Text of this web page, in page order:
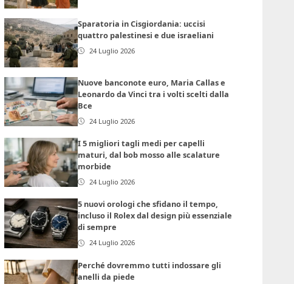
Sparatoria in Cisgiordania: uccisi
quattro palestinesi e due israeliani
24 Luglio 2026
Nuove banconote euro, Maria Callas e
Leonardo da Vinci tra i volti scelti dalla
Bce
24 Luglio 2026
I 5 migliori tagli medi per capelli
maturi, dal bob mosso alle scalature
morbide
24 Luglio 2026
5 nuovi orologi che sfidano il tempo,
incluso il Rolex dal design più essenziale
di sempre
24 Luglio 2026
Perché dovremmo tutti indossare gli
anelli da piede